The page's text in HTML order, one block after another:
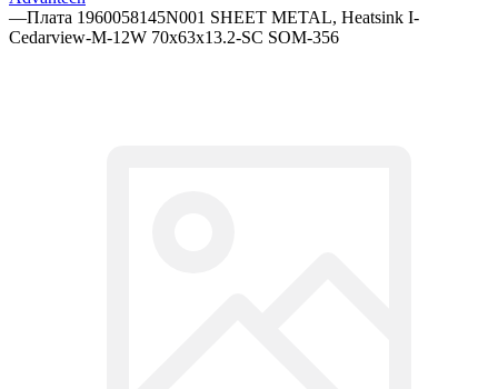
—Плата 1960058145N001 SHEET METAL, Heatsink I-
Cedarview-M-12W 70x63x13.2-SC SOM-356